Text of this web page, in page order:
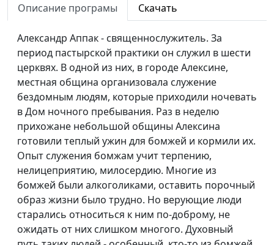
Евангелие для
осужденных
Ирина Кириченко,
Виталий Бахтин,
священнослужитель
#74
Я нашел Бога в
тюрьме
Ирина Кириченко,
Виталий Буклов
Бог реален и близок
Алексей Бритов, Михаил
и Елена Самойловы
Бог исцелил меня от
рака
Алексей Бритов, Татьяна
Набатова
Мстить или
простить?
Юлия Уткина, Александр
Доронин
Описание програмы Скачать
Александр Аппак - священнослужитель. За
период пастырской практики он служил в шести
церквях. В одной из них, в городе Алексине,
местная община организовала служение
бездомным людям, которые приходили ночевать
в Дом ночного пребывания. Раз в неделю
прихожане небольшой общины Алексина
готовили теплый ужин для бомжей и кормили их.
Опыт служения бомжам учит терпению,
нелицеприятию, милосердию. Многие из
бомжей были алкоголиками, оставить порочный
образ жизни было трудно. Но верующие люди
старались относиться к ним по-доброму, не
ожидать от них слишком многого. Духовный